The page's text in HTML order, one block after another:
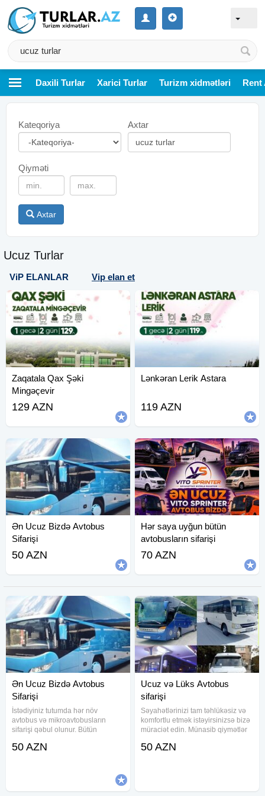
Daxili Turlar Xarici Turlar Turizm xidmətləri Rent
Kateqoriya Axtar
Qiyməti
Axtar
Ucuz Turlar
ViP ELANLAR Vip elan et
Zaqatala Qax Şəki
Mingəçevir
129 AZN
Lənkəran Lerik Astara
119 AZN
Ən Ucuz Bizdə Avtobus
Sifarişi
50 AZN
Hər saya uyğun bütün
avtobusların sifarişi
70 AZN
Ən Ucuz Bizdə Avtobus
Sifarişi
İstədiyiniz tutumda hər növ
avtobus və mikroavtobusların
sifarişi qəbul olunur. Bütün
, gəzintilərə TƏCRÜBƏLİ
50 AZN
Ucuz və Lüks Avtobus
sifarişi
Səyahətlərinizi tam təhlükəsiz və
komfortlu etmək istəyirsinizsə bizə
müraciət edin. Münasib qiymətlər
avtobuslarımız PEŞAKAR
50 AZN